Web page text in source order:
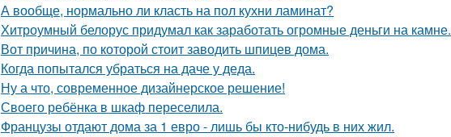
А вообще, нормально ли класть на пол кухни ламинат?
Хитроумный белорус придумал как заработать огромные деньги на камне.
Вот причина, по которой стоит заводить шпицев дома.
Когда попытался убраться на даче у деда.
Ну а что, современное дизайнерское решение!
Своего ребёнка в шкаф переселила.
Французы отдают дома за 1 евро - лишь бы кто-нибудь в них жил.